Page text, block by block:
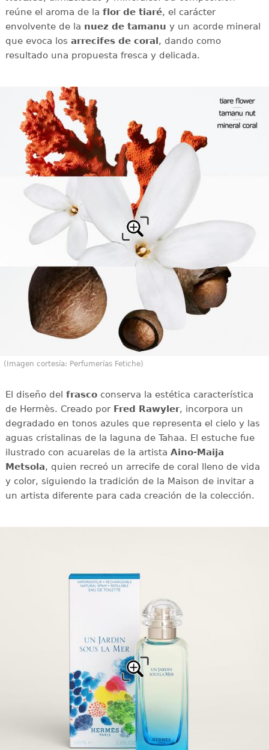
reúne el aroma de la flor de tiaré, el carácter
envolvente de la nuez de tamanu y un acorde mineral
que evoca los arrecifes de coral, dando como
resultado una propuesta fresca y delicada.
(Imagen cortesía: Perfumerías Fetiche)
El diseño del frascoconserva la estética característica
de Hermès. Creado por Fred Rawyler, incorpora un
degradado en tonos azules que representa el cielo y las
aguas cristalinas de la laguna de Tahaa. El estuche fue
ilustrado con acuarelas de la artista Aino-Maija
Metsola, quien recreó un arrecife de coral lleno de vida
y color, siguiendo la tradición de la Maison de invitar a
un artista diferente para cada creación de la colección.